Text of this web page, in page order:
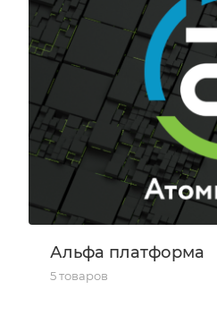
Альфа платформа
5 товаров